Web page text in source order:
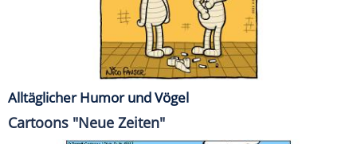
Alltäglicher Humor und Vögel
Cartoons "Neue Zeiten"